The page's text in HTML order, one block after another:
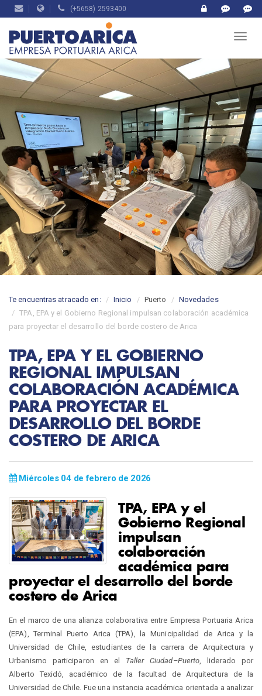
(+5658) 2593400
Te encuentras atracado en: Inicio Puerto
Novedades
TPA, EPA y el Gobierno Regional impulsan colaboración académica
para proyectar el desarrollo del borde costero de Arica
TPA, EPA Y EL GOBIERNO
REGIONAL IMPULSAN
COLABORACIÓN ACADÉMICA
PARA PROYECTAR EL
DESARROLLO DEL BORDE
COSTERO DE ARICA
Miércoles 04 de febrero de 2026
TPA, EPA y el
Gobierno Regional
impulsan
colaboración
académica para
proyectar el desarrollo del borde
costero de Arica
En el marco de una alianza colaborativa entre Empresa Portuaria Arica
(EPA), Terminal Puerto Arica (TPA), la Municipalidad de Arica y la
Universidad de Chile, estudiantes de la carrera de Arquitectura y
Urbanismo participaron en el Taller Ciudad–Puerto, liderado por
Alberto Texidó, académico de la facultad de Arquitectura de la
Universidad de Chile. Fue una instancia académica orientada a analizar